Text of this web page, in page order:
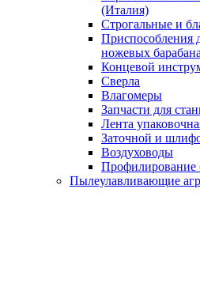
(Италия)
Cтрогальные и
Приспособления
ножевых
Концевой
Сверла
Влагомеры
Запчасти для
Лента
Заточной и
Воздуховоды
Профилирование
Пылеулавливающие